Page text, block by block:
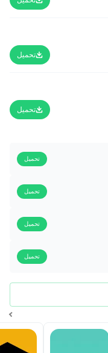
تحميل
تحميل
تحميل
تحميل
تحميل
تحميل